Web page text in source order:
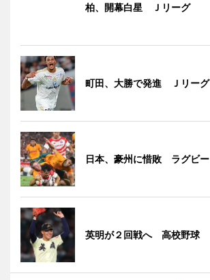
柏、開幕白星 Ｊリーグ
町田、大勝で発進 Ｊリーグ
日本、豪州に惜敗 ラグビー
英明が２回戦へ 高校野球